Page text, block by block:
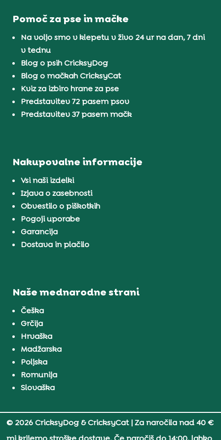
Pomoč za pse in mačke
Na voljo smo v klepetu v živo 24 ur na dan, 7 dni
v tednu
Blog o psih CricksyDog
Blog o mačkah CricksyCat
Kviz za izbiro hrane za pse
Predstavitev 72 pasem psov
Predstavitev 37 pasem mačk
Nakupovalne informacije
Vsi naši izdelki
Izjava o zasebnosti
Obvestilo o piškotkih
Pogoji uporabe
Garancija
Dostava in plačilo
Naše mednarodne strani
Češka
Grčija
Hrvaška
Madžarska
Poljska
Romunija
Slovaška
© 2026 CricksyDog & CricksyCat| Za naročila nad 40 €